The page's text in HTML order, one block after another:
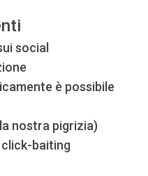
social
è possibile
nostra pigrizia)
click-baiting